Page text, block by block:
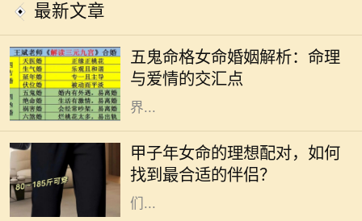
最新文章
五鬼命格女命婚姻解析：命理
与爱情的交汇点
特殊的命格，尤其对女性来说，它的
特征和影响力独具特色。五鬼命格的
女性，往往具有丰富的情感与内心世
界...
甲子年女命的理想配对，如何
找到最合适的伴侣？
在中国传统文化中，命理学被认为是
揭示一个人性格、命运和与他人关系
的重要工具。而在这些命理学说中，
甲子年女命的配对问题更是引起了人
们...
命运是什么？它是我们生活中的一种